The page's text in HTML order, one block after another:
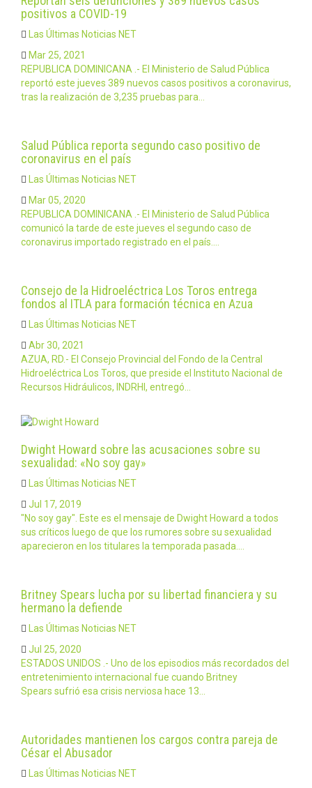
positivos a COVID-19
Las Últimas Noticias NET
Mar 25, 2021
REPUBLICA DOMINICANA .- El Ministerio de Salud Pública
reportó este jueves 389 nuevos casos positivos a coronavirus,
tras la realización de 3,235 pruebas para…
Salud Pública reporta segundo caso positivo de
coronavirus en el país
Las Últimas Noticias NET
Mar 05, 2020
REPUBLICA DOMINICANA .- El Ministerio de Salud Pública
comunicó la tarde de este jueves el segundo caso de
coronavirus importado registrado en el país.…
Consejo de la Hidroeléctrica Los Toros entrega
fondos al ITLA para formación técnica en Azua
Las Últimas Noticias NET
Abr 30, 2021
AZUA, RD.- El Consejo Provincial del Fondo de la Central
Hidroeléctrica Los Toros, que preside el Instituto Nacional de
Recursos Hidráulicos, INDRHI, entregó…
Dwight Howard sobre las acusaciones sobre su
sexualidad: «No soy gay»
Las Últimas Noticias NET
Jul 17, 2019
"No soy gay". Este es el mensaje de Dwight Howard a todos
sus críticos luego de que los rumores sobre su sexualidad
aparecieron en los titulares la temporada pasada.…
Britney Spears lucha por su libertad financiera y su
hermano la defiende
Las Últimas Noticias NET
Jul 25, 2020
ESTADOS UNIDOS .- Uno de los episodios más recordados del
entretenimiento internacional fue cuando Britney
Spears sufrió esa crisis nerviosa hace 13…
Autoridades mantienen los cargos contra pareja de
César el Abusador
Las Últimas Noticias NET